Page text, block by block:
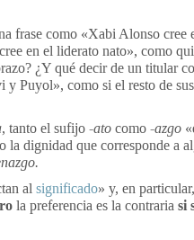
frase como «Xabi Alonso cree
en el liderato nato», como
¿Y qué decir de un titular
Puyol», como si el resto de
, tanto el sufijo -⁠ato como -azgo
dignidad que corresponde a
al significado» y, en
la preferencia es la contraria si